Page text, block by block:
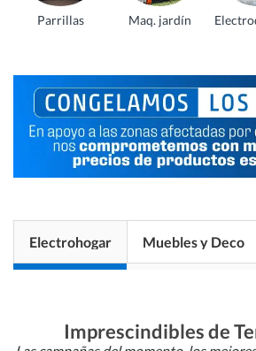
Parrillas Maq. jardín
Electrohogar Muebles y Deco
Imprescindibles de